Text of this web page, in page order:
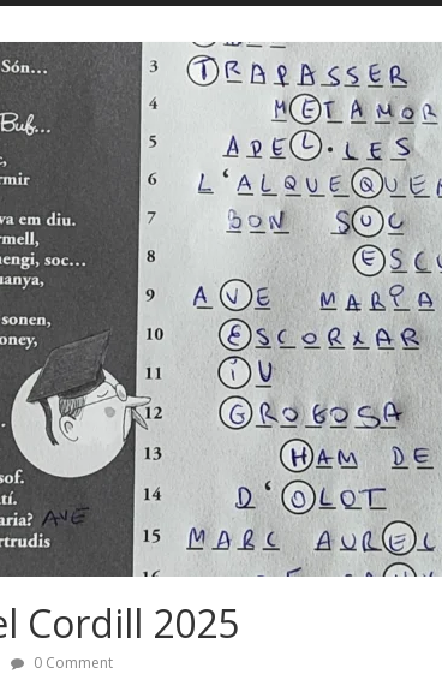
Cordill 2025
0 Comment